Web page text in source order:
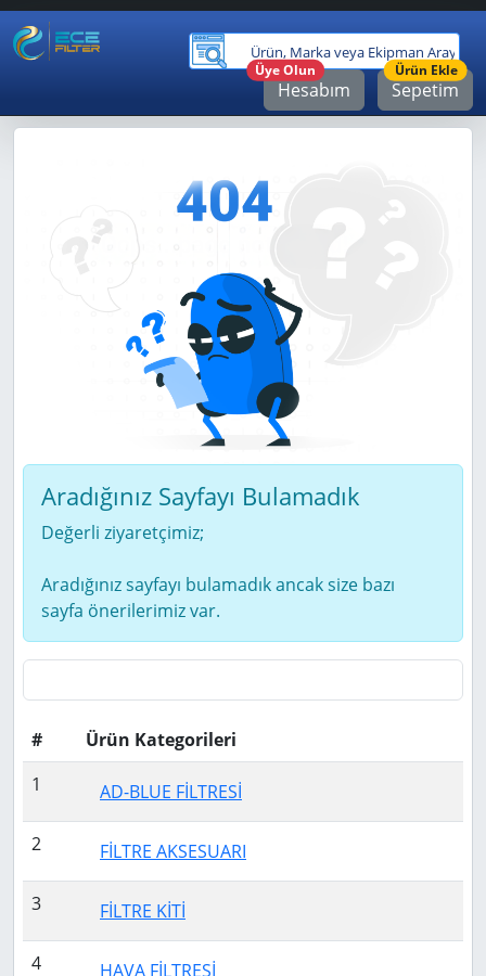
Hesabım
Üye Olun
Sepetim
Ürün Ekle
Aradığınız Sayfayı Bulamadık
Değerli ziyaretçimiz;
Aradığınız sayfayı bulamadık ancak size bazı
sayfa önerilerimiz var.
#
Ürün Kategorileri
1
AD-BLUE FİLTRESİ
2 FİLTRE AKSESUARI
3 FİLTRE KİTİ
4 HAVA FİLTRESİ